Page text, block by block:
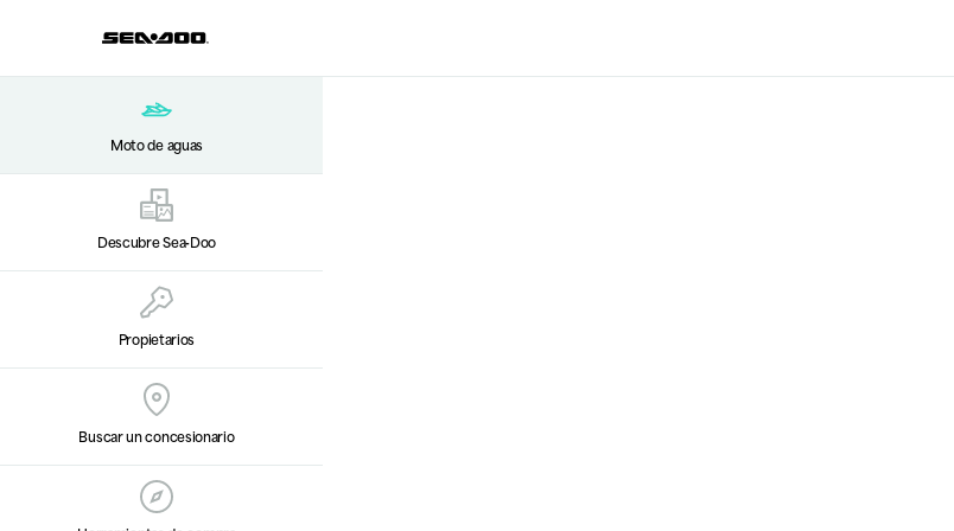
Moto de aguas
Descubre Sea‑Doo
Propietarios
Buscar un concesionario